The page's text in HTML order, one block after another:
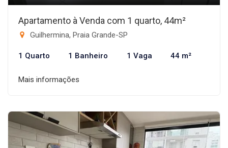
Apartamento à Venda com 1 quarto, 44m²
Guilhermina, Praia Grande-SP
1 Quarto 1 Banheiro 1 Vaga 44 m²
Mais informações